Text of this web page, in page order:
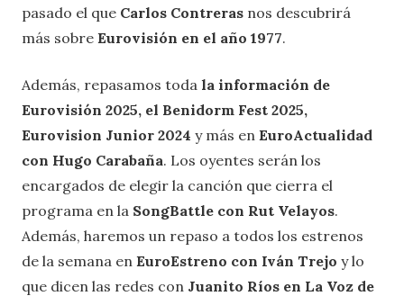
pasado el que Carlos Contreras nos descubrirá
más sobre Eurovisión en el año 1977.
Además, repasamos toda la información de
Eurovisión 2025, el Benidorm Fest 2025,
Eurovision Junior 2024 y más en EuroActualidad
con Hugo Carabaña. Los oyentes serán los
encargados de elegir la canción que cierra el
programa en la SongBattle con Rut Velayos.
Además, haremos un repaso a todos los estrenos
de la semana en EuroEstreno con Iván Trejo y lo
que dicen las redes con Juanito Ríos en La Voz de